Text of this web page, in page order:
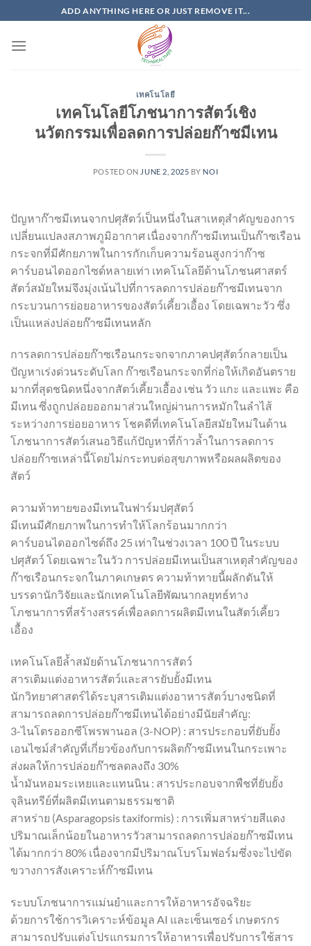
to
content
ADD ANYTHING HERE OR JUST REMOVE IT...
เทคโนโลยี
เทคโนโลยีโภชนาการสัตว์เชิง
นวัตกรรมเพื่อลดการปล่อยก๊าซมีเทน
POSTED ON JUNE 2, 2025 BY NOI
ปัญหาก๊าซมีเทนจากปศุสัตว์เป็นหนึ่งในสาเหตุสำคัญของการ
เปลี่ยนแปลงสภาพภูมิอากาศ เนื่องจากก๊าซมีเทนเป็นก๊าซเรือน
กระจกที่มีศักยภาพในการกักเก็บความร้อนสูงกว่าก๊าซ
คาร์บอนไดออกไซด์หลายเท่า เทคโนโลยีด้านโภชนศาสตร์
สัตว์สมัยใหม่จึงมุ่งเน้นไปที่การลดการปล่อยก๊าซมีเทนจาก
กระบวนการย่อยอาหารของสัตว์เคี้ยวเอื้อง โดยเฉพาะวัว ซึ่ง
เป็นแหล่งปล่อยก๊าซมีเทนหลัก
การลดการปล่อยก๊าซเรือนกระจกจากภาคปศุสัตว์กลายเป็น
ปัญหาเร่งด่วนระดับโลก ก๊าซเรือนกระจกที่ก่อให้เกิดอันตราย
มากที่สุดชนิดหนึ่งจากสัตว์เคี้ยวเอื้อง เช่น วัว แกะ และแพะ คือ
มีเทน ซึ่งถูกปล่อยออกมาส่วนใหญ่ผ่านการหมักในลำไส้
ระหว่างการย่อยอาหาร โชคดีที่เทคโนโลยีสมัยใหม่ในด้าน
โภชนาการสัตว์เสนอวิธีแก้ปัญหาที่ก้าวล้ำในการลดการ
ปล่อยก๊าซเหล่านี้โดยไม่กระทบต่อสุขภาพหรือผลผลิตของ
สัตว์
ความท้าทายของมีเทนในฟาร์มปศุสัตว์
มีเทนมีศักยภาพในการทำให้โลกร้อนมากกว่า
คาร์บอนไดออกไซด์ถึง 25 เท่าในช่วงเวลา 100 ปี ในระบบ
ปศุสัตว์ โดยเฉพาะในวัว การปล่อยมีเทนเป็นสาเหตุสำคัญของ
ก๊าซเรือนกระจกในภาคเกษตร ความท้าทายนี้ผลักดันให้
บรรดานักวิจัยและนักเทคโนโลยีพัฒนากลยุทธ์ทาง
โภชนาการที่สร้างสรรค์เพื่อลดการผลิตมีเทนในสัตว์เคี้ยว
เอื้อง
เทคโนโลยีล้ำสมัยด้านโภชนาการสัตว์
สารเติมแต่งอาหารสัตว์และสารยับยั้งมีเทน
นักวิทยาศาสตร์ได้ระบุสารเติมแต่งอาหารสัตว์บางชนิดที่
สามารถลดการปล่อยก๊าซมีเทนได้อย่างมีนัยสำคัญ:
3-ไนโตรออกซีโพรพานอล (3-NOP) : สารประกอบที่ยับยั้ง
เอนไซม์สำคัญที่เกี่ยวข้องกับการผลิตก๊าซมีเทนในกระเพาะ
ส่งผลให้การปล่อยก๊าซลดลงถึง 30%
น้ำมันหอมระเหยและแทนนิน : สารประกอบจากพืชที่ยับยั้ง
จุลินทรีย์ที่ผลิตมีเทนตามธรรมชาติ
สาหร่าย (Asparagopsis taxiformis) : การเพิ่มสาหร่ายสีแดง
ปริมาณเล็กน้อยในอาหารวัวสามารถลดการปล่อยก๊าซมีเทน
ได้มากกว่า 80% เนื่องจากมีปริมาณโบรโมฟอร์มซึ่งจะไปขัด
ขวางการสังเคราะห์ก๊าซมีเทน
ระบบโภชนาการแม่นยำและการให้อาหารอัจฉริยะ
ด้วยการใช้การวิเคราะห์ข้อมูล AI และเซ็นเซอร์ เกษตรกร
สามารถปรับแต่งโปรแกรมการให้อาหารเพื่อปรับการใช้สาร